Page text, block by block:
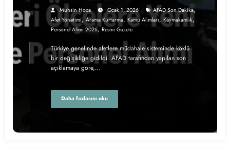
Muhsin Hoca Ocak 1, 2026 AFAD Son Dakika,
Afet Yönetimi, Arama Kurtarma, Kamu Alımları, Kaymakamlık,
Personel Alımı 2026,Resmi Gazete
Türkiye genelinde afetlere müdahale sisteminde köklü
bir değişikliğe gidildi. AFAD tarafından yapılan son
açıklamaya göre,…
Daha fazlasını oku